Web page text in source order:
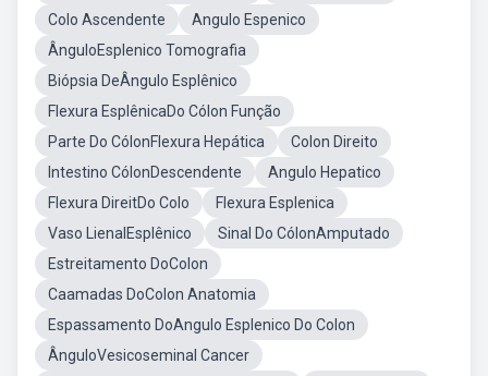
Colo Ascendente
Angulo Espenico
ÂnguloEsplenico Tomografia
Biópsia DeÂngulo Esplênico
Flexura EsplênicaDo Cólon Função
Parte Do CólonFlexura Hepática
Colon Direito
Intestino CólonDescendente
Angulo Hepatico
Flexura DireitDo Colo
Flexura Esplenica
Vaso LienalEsplênico
Sinal Do CólonAmputado
Estreitamento DoColon
Caamadas DoColon Anatomia
Espassamento DoAngulo Esplenico Do Colon
ÂnguloVesicoseminal Cancer